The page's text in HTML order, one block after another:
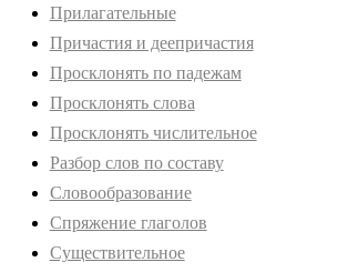
Прилагательные
Причастия и деепричастия
Просклонять по падежам
Просклонять слова
Просклонять числительное
Разбор слов по составу
Словообразование
Спряжение глаголов
Существительное